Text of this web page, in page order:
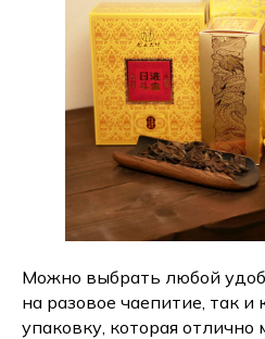
Можно выбрать любой
на разовое чаепитие, так
упаковку, которая